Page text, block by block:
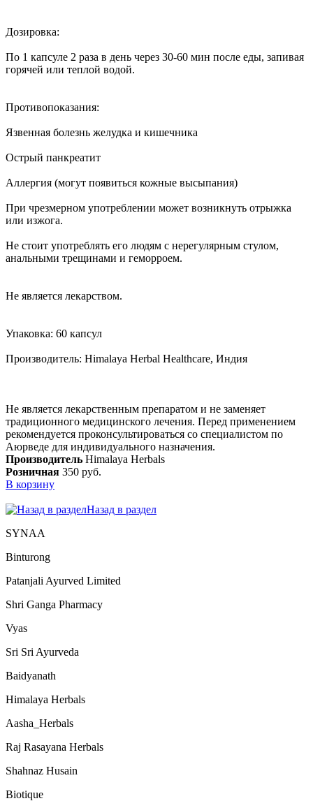
Дозировка:
По 1 капсуле 2 раза в день через 30-60 мин после еды, запивая
горячей или теплой водой.
Противопоказания:
Язвенная болезнь желудка и кишечника
Острый панкреатит
Аллергия (могут появиться кожные высыпания)
При чрезмерном употреблении может возникнуть отрыжка
или изжога.
Не стоит употреблять его людям с нерегулярным стулом,
анальными трещинами и геморроем.
Не является лекарством.
Упаковка: 60 капсул
Производитель: Himalaya Herbal Healthcare, Индия
Не является лекарственным препаратом и не заменяет
традиционного медицинского лечения. Перед применением
рекомендуется проконсультироваться со специалистом по
Аюрведе для индивидуального назначения.
Производитель Himalaya Herbals
Розничная 350 руб.
В корзину
Назад в раздел
SYNAA
Binturong
Patanjali Ayurved Limited
Shri Ganga Pharmacy
Vyas
Sri Sri Ayurveda
Baidyanath
Himalaya Herbals
Aasha_Herbals
Raj Rasayana Herbals
Shahnaz Husain
Biotique